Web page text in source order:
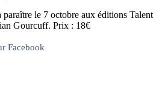
le 7 octobre aux éditions Talent
Gourcuff. Prix : 18€
Facebook